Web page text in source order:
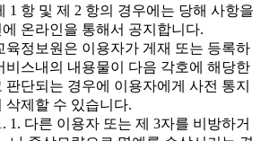
1 항 및 제 2 항의 경우에는 당해 사항을
온라인을 통해서 공지합니다.
정보원은 이용자가 게재 또는 등록하
비스내의 내용물이 다음 각호에 해당한
판단되는 경우에 이용자에게 사전 통지
삭제할 수 있습니다.
1. 다른 이용자 또는 제 3자를 비방하거